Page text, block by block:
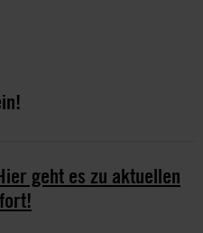
geht es zu aktuellen